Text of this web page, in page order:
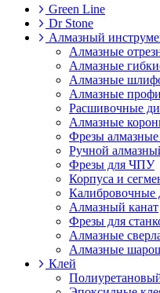
Green Line
Dr Stone
Алмазный
Алмазные
Алмазные
Алмазные
Алмазные
Расшивочные
Алмазные
Фрезы
Ручной
Фрезы для ЧПУ
Корпуса и
Калибровочные
Алмазный канат
Фрезы для
Алмазные
Алмазные
Клей